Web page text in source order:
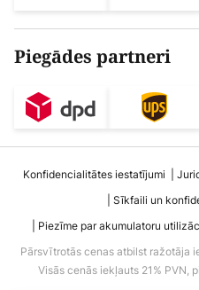
Piegādes partneri
Konfidencialitātes iestatījumi
Sīkfaili un
Piezīme par akumulatoru
Pārsvītrotās cenas atbilst ražotāja
Visās cenās iekļauts 21% PVN,